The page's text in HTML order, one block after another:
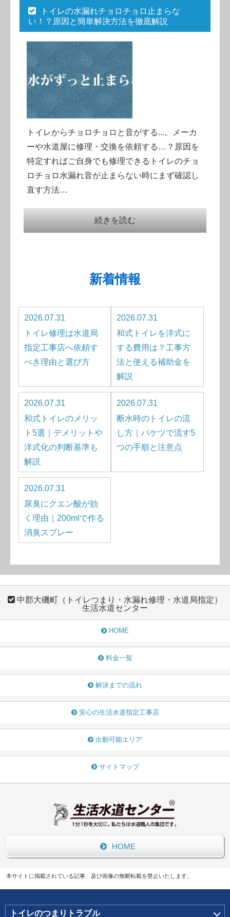
トイレの水漏れチョロチョロ止まらな
い！？原因と簡単解決方法を徹底解説
トイレからチョロチョロと音がする...。メーカ
ーや水道屋に修理・交換を依頼する…？原因を
特定すればご自身でも修理できるトイレのチョ
ロチョロ水漏れ音が止まらない時にまず確認し
直す方法…
続きを読む
新着情報
2026.07.31
トイレ修理は水道局
指定工事店へ依頼す
べき理由と選び方
2026.07.31
和式トイレを洋式に
する費用は？工事方
法と使える補助金を
解説
2026.07.31
和式トイレのメリッ
ト5選｜デメリットや
洋式化の判断基準も
解説
2026.07.31
断水時のトイレの流
し方｜バケツで流す5
つの手順と注意点
2026.07.31
尿臭にクエン酸が効
く理由｜200mlで作る
消臭スプレー
中郡大磯町（トイレつまり・水漏れ修理・水道局指定）
生活水道センター
HOME
料金一覧
解決までの流れ
安心の生活水道指定工事店
出動可能エリア
サイトマップ
HOME
本サイトに掲載されている記事、及び画像の無断転載を禁止いたします。
トイレのつまりトラブル